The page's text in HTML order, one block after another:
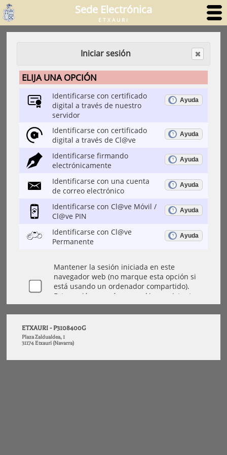
Sede Electrónica
ETXAURI
Iniciar sesión
ETXAURI - P3108400G
Plaza Zaldualdea, 1
31174 Etxauri (Navarra)